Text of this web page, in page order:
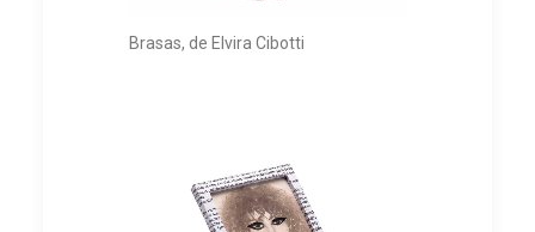
Brasas, de Elvira Cibotti